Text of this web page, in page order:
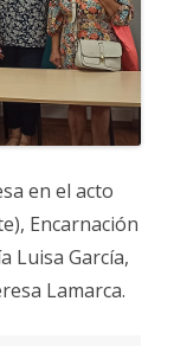
en el acto
Encarnación
Luisa García,
Lamarca.